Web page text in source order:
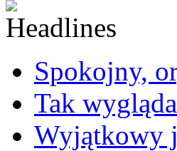
Spokojny,
Tak
Wyjątkowy